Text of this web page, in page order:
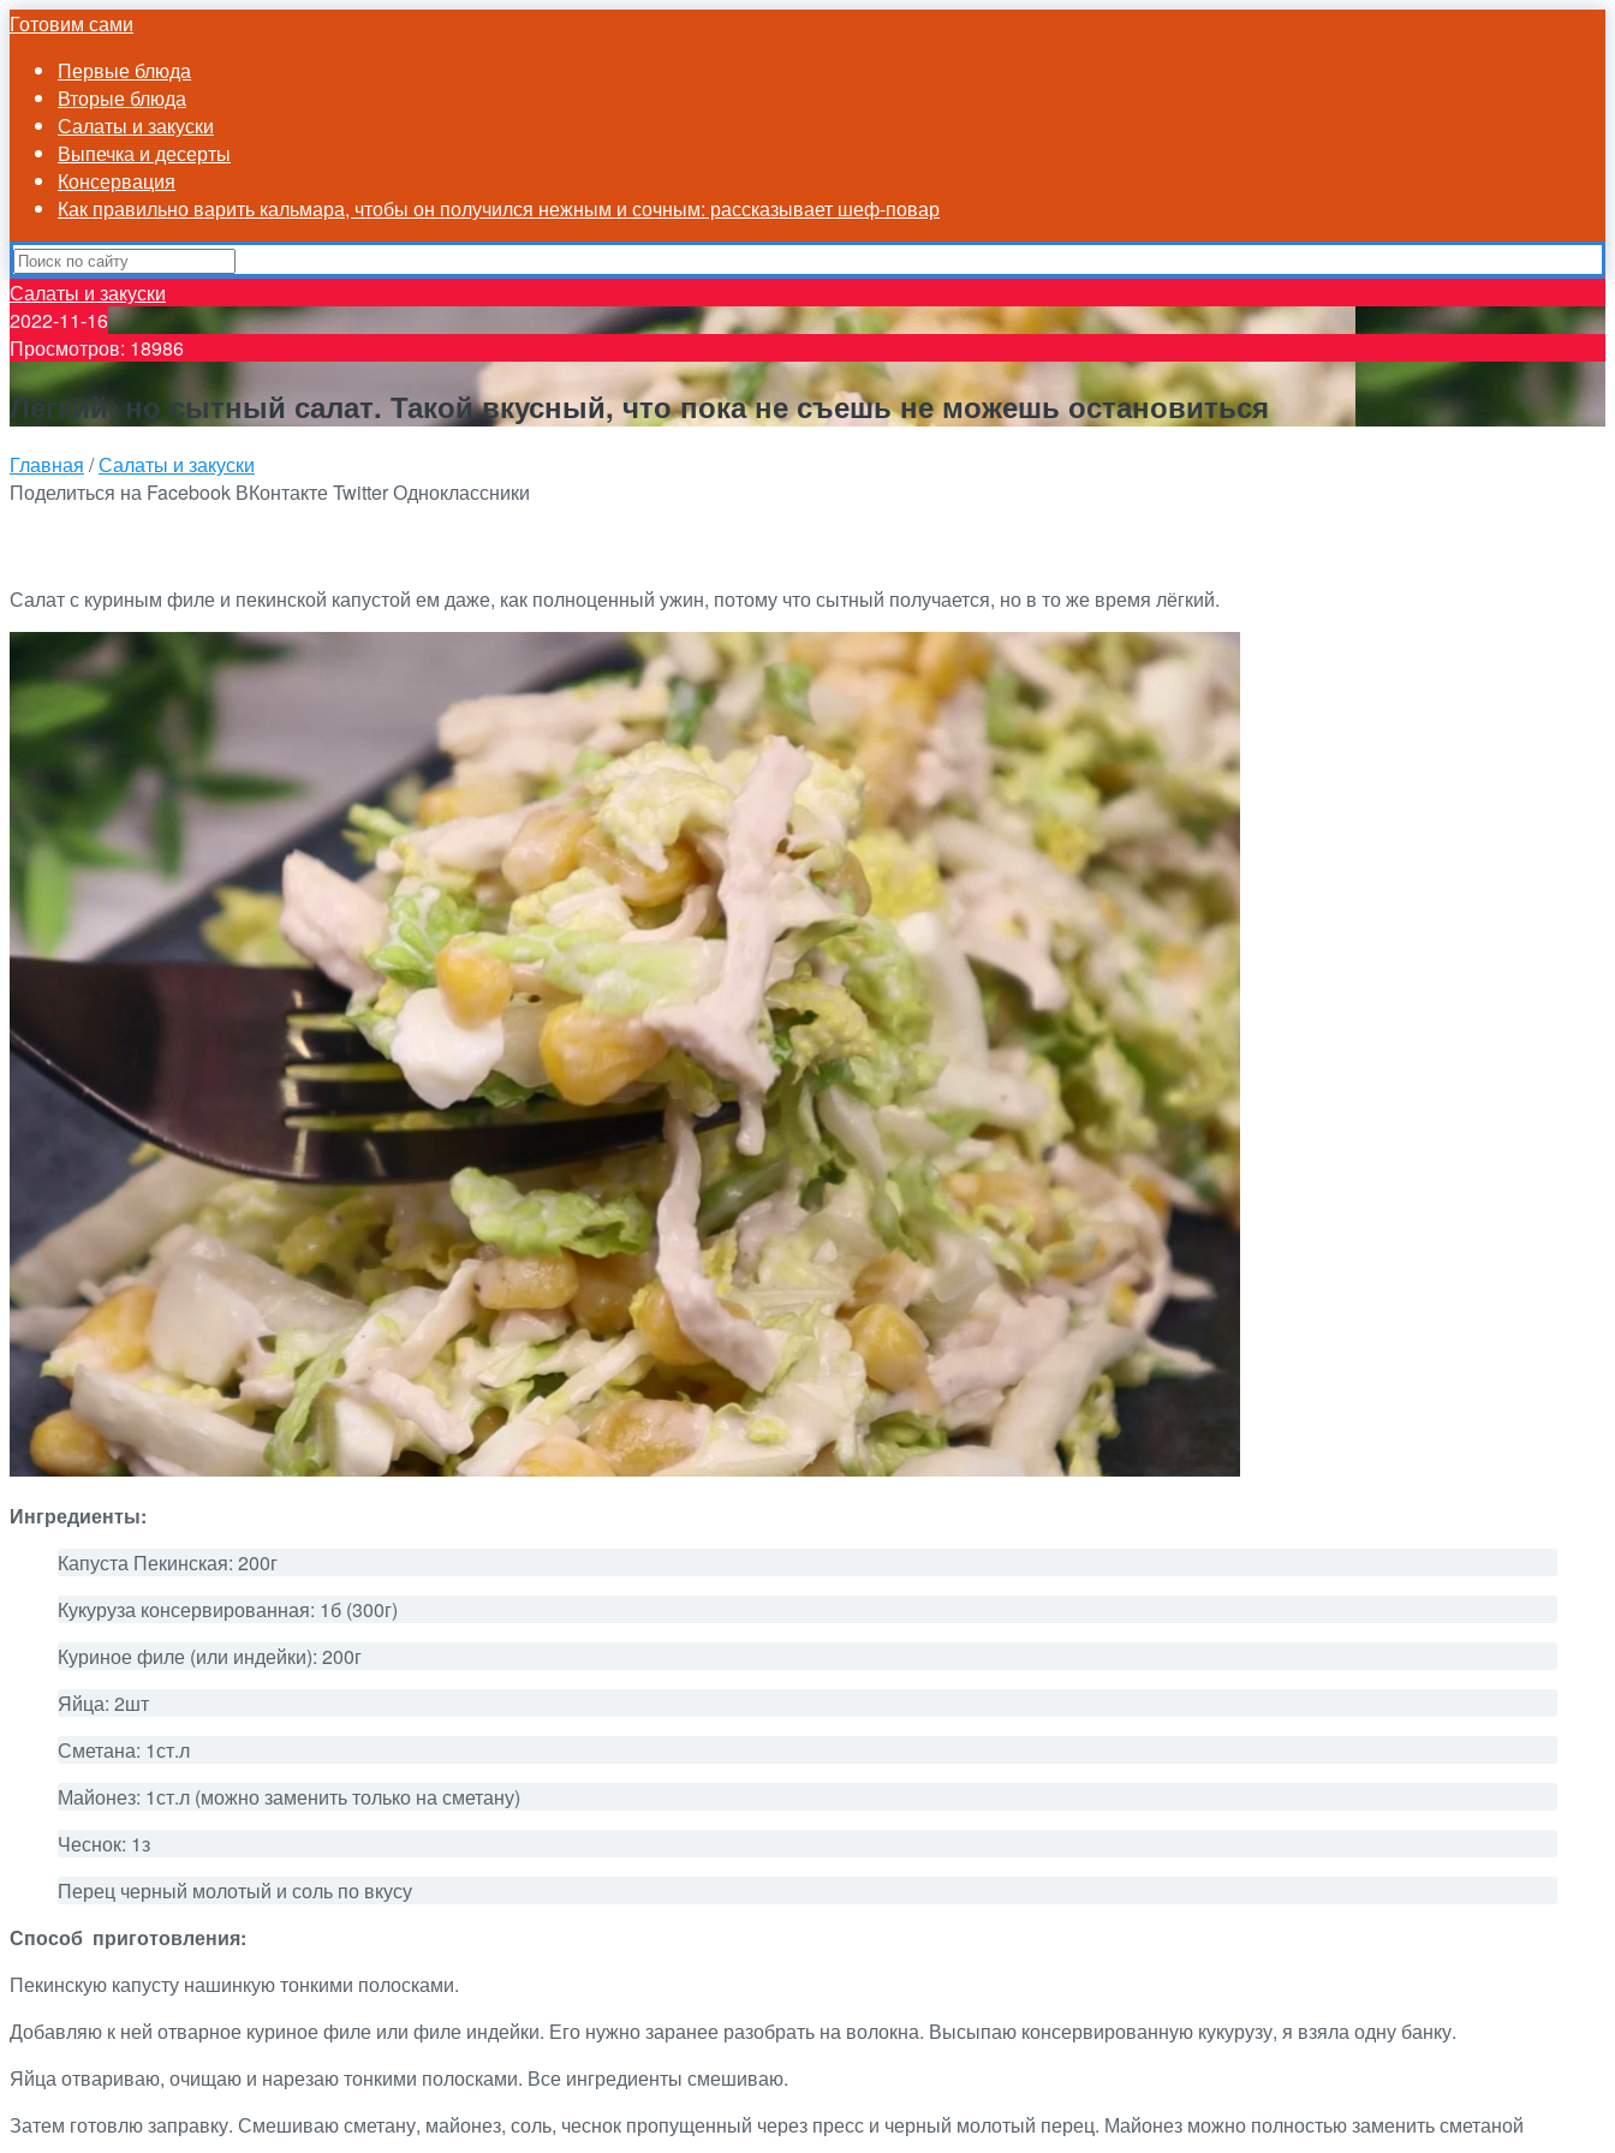
Готовим сами
Первые блюда
Вторые блюда
Салаты и закуски
Выпечка и десерты
Консервация
Как правильно варить кальмара, чтобы он получился нежным и сочным: рассказывает шеф-повар
Салаты и закуски
2022-11-16
Просмотров: 18986
Лёгкий, но сытный салат. Такой вкусный, что пока не съешь не можешь остановиться
Главная /Салаты и закуски
Поделиться на Facebook ВКонтактеTwitterОдноклассники
Салат с куриным филе и пекинской капустой ем даже, как полноценный ужин, потому что сытный получается, но в то же время лёгкий.
Ингредиенты:
Капуста Пекинская: 200г
Кукуруза консервированная: 1б (300г)
Куриное филе (или индейки): 200г
Яйца: 2шт
Сметана: 1ст.л
Майонез: 1ст.л (можно заменить только на сметану)
Чеснок: 1з
Перец черный молотый и соль по вкусу
Способ приготовления:
Пекинскую капусту нашинкую тонкими полосками.
Добавляю к ней отварное куриное филе или филе индейки. Его нужно заранее разобрать на волокна. Высыпаю консервированную кукурузу, я взяла одну банку.
Яйца отвариваю, очищаю и нарезаю тонкими полосками. Все ингредиенты смешиваю.
Затем готовлю заправку. Смешиваю сметану, майонез, соль, чеснок пропущенный через пресс и черный молотый перец. Майонез можно полностью заменить сметаной